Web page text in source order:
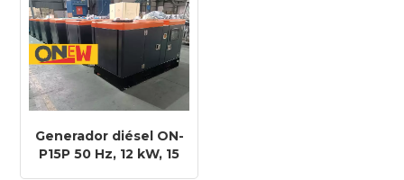
Generador diésel ON-
P15P 50 Hz, 12 kW, 15